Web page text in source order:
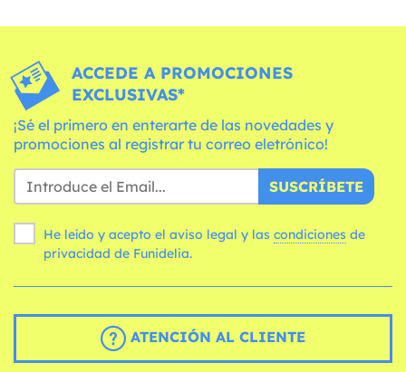
ACCEDE A PROMOCIONES
EXCLUSIVAS*
¡Sé el primero en enterarte de las novedades y
promociones al registrar tu correo eletrónico!
SUSCRÍBETE
He leído y acepto el aviso legal y las condiciones
privacidad de Funidelia.
ATENCIÓN AL CLIENTE